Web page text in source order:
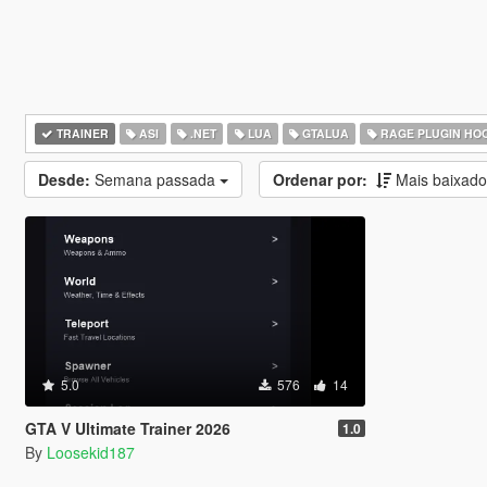
TRAINER ASI .NET LUA GTALUA RAGE PLUGIN
Desde: Semana passada Ordenar por: Mais
5.0 576 14
GTA V Ultimate Trainer 2026 1.0
By Loosekid187